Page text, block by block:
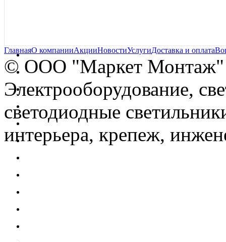
ГлавнаяО компанииАкцииНовостиУслугиДоставка и оплата
© OOO "Маркет Монтаж"
Электрооборудование,
светодиодные
интерьера, крепеж,